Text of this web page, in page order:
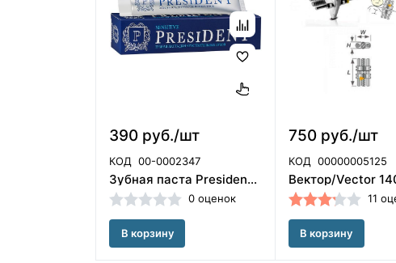
390 руб./шт
КОД 00-0002347
Зубная паста President Profi Sensitive 50 мл RDA 25 для чувствительных зубов President/110004
0 оценок
В корзину
750 руб./шт
КОД 00000005125
11
В корзину